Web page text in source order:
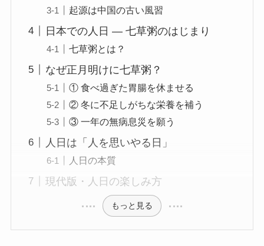
起源は中国の古い風習
日本での人日 ― 七草粥のはじまり
七草粥とは？
なぜ正月明けに七草粥？
① 食べ過ぎた胃腸を休ませる
② 冬に不足しがちな栄養を補う
③ 一年の無病息災を願う
人日は「人を思いやる日」
人日の本質
現代版・人日の楽しみ方
もっと見る